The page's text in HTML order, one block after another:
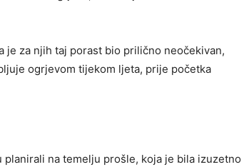
je za njih taj porast bio prilično neočekivan,
ogrjevom tijekom ljeta, prije početka
na temelju prošle, koja je bila izuzetno